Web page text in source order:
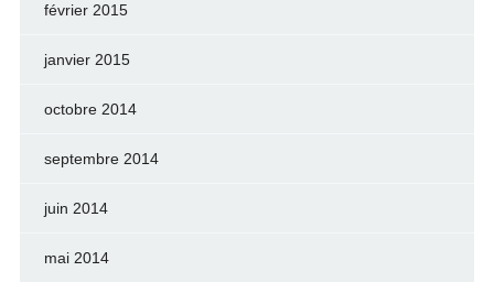
février 2015
janvier 2015
octobre 2014
septembre 2014
juin 2014
mai 2014